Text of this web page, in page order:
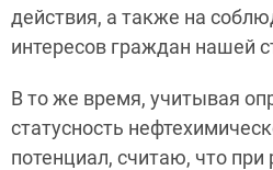
действия, а также на
интересов граждан нашей
В то же время, учитывая
статусность
потенциал, считаю, что при